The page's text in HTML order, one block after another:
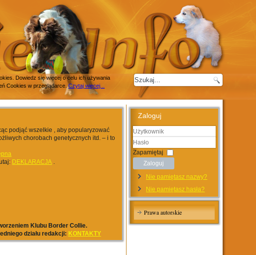
Dowiedz się więcej o celu ich używania
Cookies w przeglądarce.Czytaj więcej...
podjąć wszelkie , aby popularyzować
chorobach genetycznych itd. – i to
DEKLARACJA .
Klubu Border Collie.
działu redakcji: KONTAKTY
Zaloguj
Użytkownik
Hasło
Zapamiętaj
Zaloguj
Nie pamiętasz nazwy?
Nie pamiętasz hasła?
Prawa autorskie